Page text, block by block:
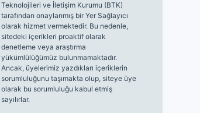
Teknolojileri ve İletişim Kurumu (BTK)
tarafından onaylanmış bir Yer Sağlayıcı
olarak hizmet vermektedir. Bu nedenle,
sitedeki içerikleri proaktif olarak
denetleme veya araştırma
yükümlülüğümüz bulunmamaktadır.
Ancak, üyelerimiz yazdıkları içeriklerin
sorumluluğunu taşımakta olup, siteye üye
olarak bu sorumluluğu kabul etmiş
sayılırlar.